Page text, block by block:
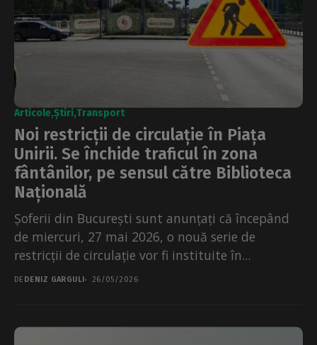
Articole Știri Transport
Noi restricții de circulație în Piața
Unirii. Se închide traficul în zona
fântânilor, pe sensul către Biblioteca
Națională
Șoferii din București sunt anunțați că începând
de miercuri, 27 mai 2026, o nouă serie de
restricții de circulație vor fi instituite în...
DE DENIZ GARGULI 26/05/2026